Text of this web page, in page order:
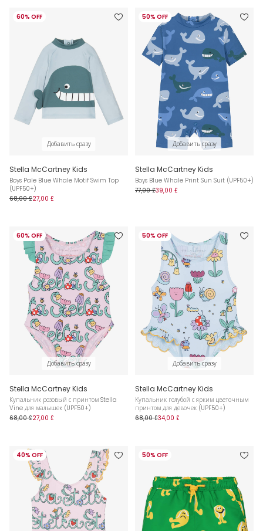
60% OFF
Добавить сразу
Stella McCartney Kids
Boys Pale Blue Whale Motif Swim Top
(UPF50+)
68,00 £27,00 £
50% OFF
Добавить сразу
Stella McCartney Kids
Boys Blue Whale Print Sun Suit (UPF50+)
77,00 £39,00 £
60% OFF
Добавить сразу
Stella McCartney Kids
Купальник розовый с принтом Stella
Vine для малышек (UPF50+)
68,00 £27,00 £
50% OFF
Добавить сразу
Stella McCartney Kids
Купальник голубой с ярким цветочным
принтом для девочек (UPF50+)
68,00 £34,00 £
40% OFF 50% OFF